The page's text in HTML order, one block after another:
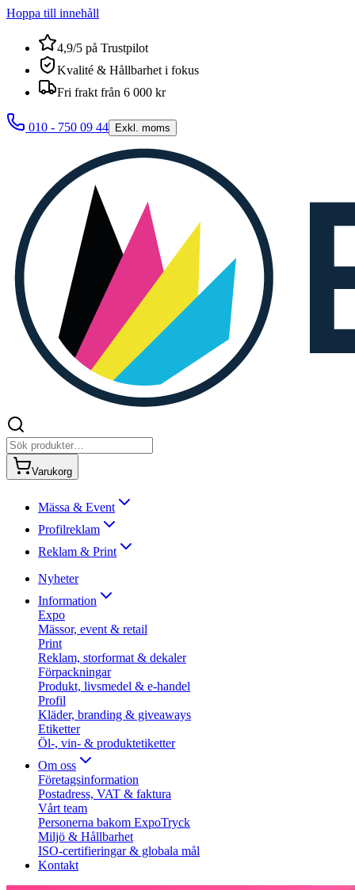
Hoppa till innehåll
4,9/5 på Trustpilot
Kvalité & Hållbarhet i fokus
Fri frakt från 6 000 kr
010 - 750 09 44 Exkl. moms
Varukorg
Mässa & Event
Profilreklam
Reklam & Print
Nyheter
Information
Expo
Mässor, event & retail
Print
Reklam, storformat & dekaler
Förpackningar
Produkt, livsmedel & e-handel
Profil
Kläder, branding & giveaways
Etiketter
Öl-, vin- & produktetiketter
Om oss
Företagsinformation
Postadress, VAT & faktura
Vårt team
Personerna bakom ExpoTryck
Miljö & Hållbarhet
ISO-certifieringar & globala mål
Kontakt